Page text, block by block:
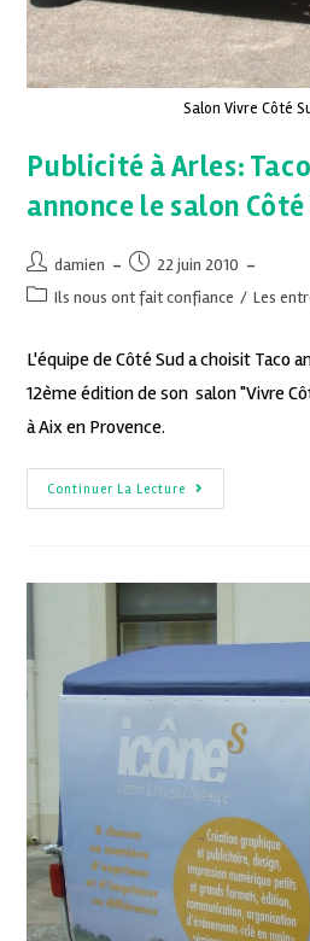
Salon Vivre Côté
Publicité à Arles:
annonce le salon Côté
damien
22 juin 2010
Ils nous ont fait confiance / Les
L'équipe de Côté Sud a choisit Taco
12ème édition de son salon "Vivre
à Aix en Provence.
Continuer La Lecture